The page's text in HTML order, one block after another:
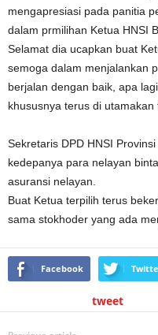
mengapresiasi pada panitia
dalam prmilihan Ketua HNSI
Selamat dia ucapkan buat
semoga dalam menjalankan
berjalan dengan baik, apa
khususnya terus di utamakan
Sekretaris DPD HNSI
kedepanya para nelayan
asuransi nelayan.
Buat Ketua terpilih terus
sama stokhoder yang ada
Facebook
tweet